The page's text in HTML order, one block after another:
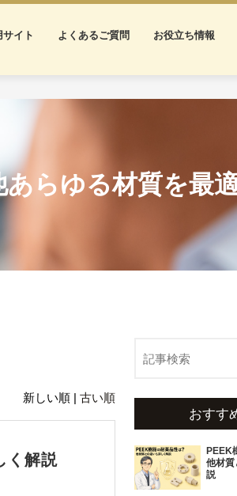
サイト よくあるご質問
お役立ち情報
らゆる材質を最
新しい順 | 古い順
く解説
おすす
PEEK
他材質
説